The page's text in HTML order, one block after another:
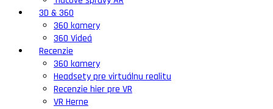
3D & 360
360 kamery
360 Videá
Recenzie
360 kamery
Headsety pre virtuálnu realitu
Recenzie hier pre VR
VR Herne